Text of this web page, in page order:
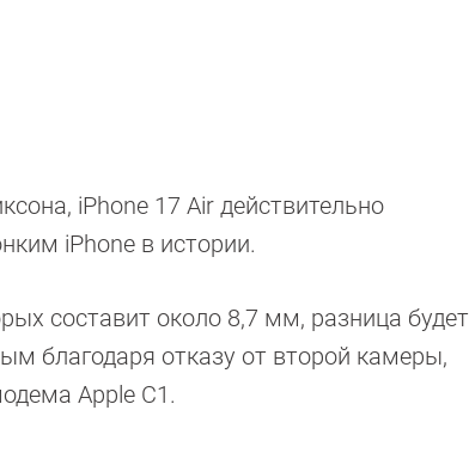
iPhone 17 Air действительно
iPhone в истории.
составит около 8,7 мм, разница будет
благодаря отказу от второй камеры,
Apple C1.